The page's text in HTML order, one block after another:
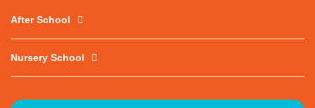
After School
Nursery School